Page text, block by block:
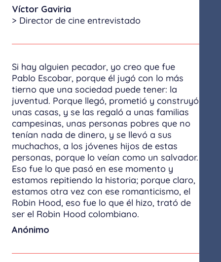
Víctor Gaviria
> Director de cine entrevistado
Si hay alguien pecador, yo creo que fue
Pablo Escobar, porque él jugó con lo más
tierno que una sociedad puede tener: la
juventud. Porque llegó, prometió y construyó
unas casas, y se las regaló a unas familias
campesinas, unas personas pobres que no
tenían nada de dinero, y se llevó a sus
muchachos, a los jóvenes hijos de estas
personas, porque lo veían como un salvador.
Eso fue lo que pasó en ese momento y
estamos repitiendo la historia; porque claro,
estamos otra vez con ese romanticismo, el
Robin Hood, eso fue lo que él hizo, trató de
ser el Robin Hood colombiano.
Anónimo